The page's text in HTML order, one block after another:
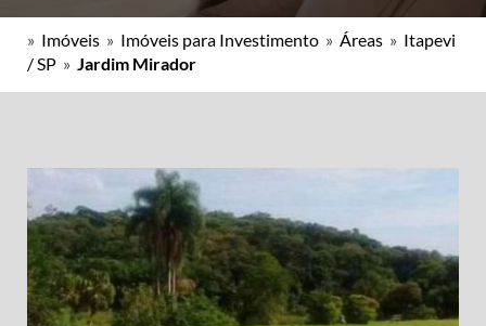
» Imóveis » Imóveis para Investimento » Áreas » Itapevi
/ SP » Jardim Mirador